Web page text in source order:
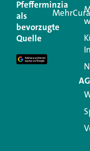
Ihre E-Mail-
Erforderliche
Kommentar
Pfefferminzia
als
bevorzugte
Quelle